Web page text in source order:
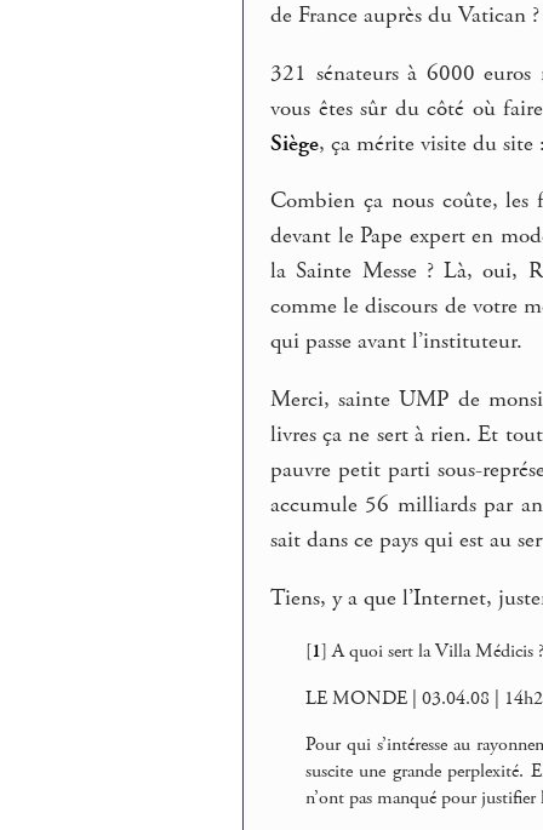
de France auprès du Vatican ?
321 sénateurs à 6000
vous êtes sûr du côté où
Siège, ça mérite visite du site
Combien ça nous coûte, les
devant le Pape expert en
la Sainte Messe ? Là, oui,
comme le discours de votre
qui passe avant l’instituteur.
Merci, sainte UMP de
livres ça ne sert à rien. Et
pauvre petit parti sous-
accumule 56 milliards par
sait dans ce pays qui est au
Tiens, y a que l’Internet,
[1]A quoi sert la Villa Médicis
LE MONDE | 03.04.08 |
Pour qui s’intéresse au
suscite une grande perplexité.
n’ont pas manqué pour